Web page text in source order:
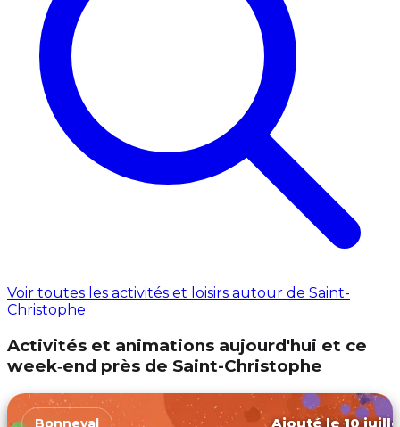
Voir toutes les activités et loisirs autour de Saint-
Christophe
Activités et animations aujourd'hui et ce
week‑end près de Saint-Christophe
Bonneval Ajouté le 10